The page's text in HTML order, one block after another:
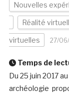
Nouvelles
Réalité
virtuelles 27/
Temps de
Du 25 juin 2017
archéologie